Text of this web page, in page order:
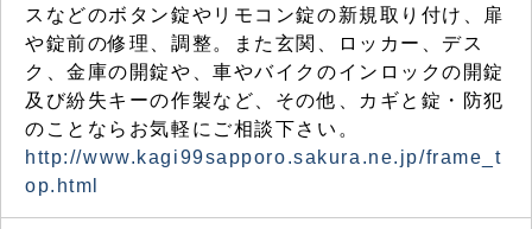
スなどのボタン錠やリモコン錠の新規取り付け、扉
や錠前の修理、調整。また玄関、ロッカー、デス
ク、金庫の開錠や、車やバイクのインロックの開錠
及び紛失キーの作製など、その他、カギと錠・防犯
のことならお気軽にご相談下さい。
http://www.kagi99sapporo.sakura.ne.jp/frame_t
op.html